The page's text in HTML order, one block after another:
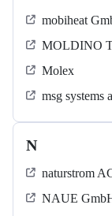
mobiheat
MOLDINO
Molex
msg systems
N
naturstrom
NAUE